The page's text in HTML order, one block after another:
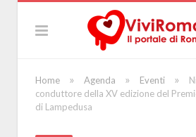
Home » Agenda » Eventi »
conduttore della XV edizione del
di Lampedusa